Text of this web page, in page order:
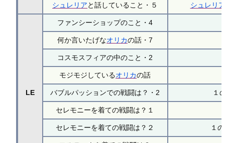
シュレリアと話していること・５ シュレリア
LE
ファンシーショップのこと・4
何か言いたげなオリカの話・7
コスモスフィアの中のこと・2
モジモジしているオリカの話
バブルパッションでの戦闘は？・2 １
セレモニーを着ての戦闘は？１
セレモニーを着ての戦闘は？２ １